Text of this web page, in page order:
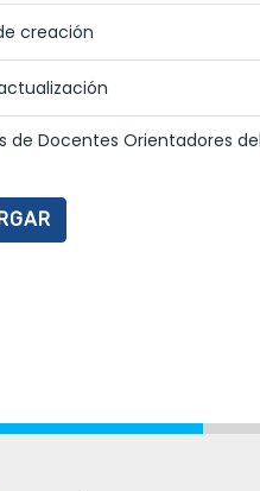
creación
de Docentes Orientadores